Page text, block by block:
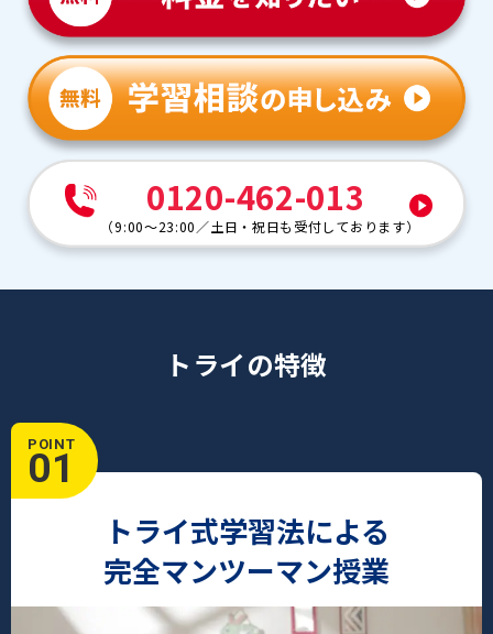
大阪青凌中学校
和歌山信愛中学校 甲南女子中学校
同志社中学校 立命館宇治中学校
淳心学院中学校 近畿大学附属和歌山中学校
金光八尾中学校 金蘭会中学校
相愛中学校 梅花中学校
0120-462-013
（9:00～23:00 ／土日・祝日も受付しております）
トライの特徴
POINT
01
トライ式学習法による
完全マンツーマン授業